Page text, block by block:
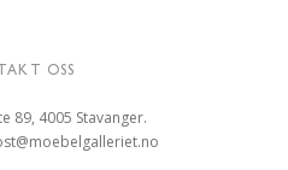
OSS
89, 4005 Stavanger.